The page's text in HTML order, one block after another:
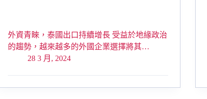
外資青睞，泰國出口持續增長 受益於地緣政治
的趨勢，越來越多的外國企業選擇將其…
28 3 月, 2024